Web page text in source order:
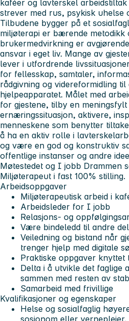
kaféer og lavterskel
strever med rus, psykisk uhelse
Tilbudene bygger på et
miljøterapi er bærende metodikk
brukermedvirkning er
ansvar i eget liv. Mange av
lever i utfordrende
for fellesskap, samtaler,
rådgivning og videreformidling
hjelpeapparatet. Målet med
for gjestene, tilby en
ernæringssituasjon, aktivere,
menneskene som benytter
å ha en aktiv rolle i
og være en god og konstruktiv
offentlige instanser og andre
Møtestedet og I jobb Drammen
Miljøterapeut i fast 100% stilling.
Arbeidsoppgaver
Miljøterapeutisk arbeid i
Arbeidsleder for I jobb
Relasjons- og
Være bindeledd til andre
Veiledning og bistand når
trenger hjelp med digitale
Praktiske oppgaver
Delta i å utvikle det faglige
sammen med resten av
Samarbeid med frivillige
Kvalifikasjoner og egenskaper
Helse og sosialfaglig
sosionom eller vernepleier.